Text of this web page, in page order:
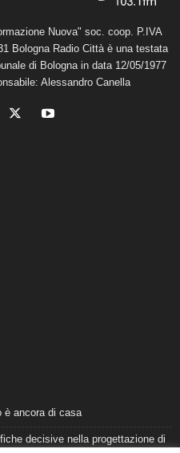
Nuova" soc. coop. P.IVA
Bologna Radio Città è una testata
di Bologna in data 12/05/1977
Alessandro Canella
è ancora di casa
decisive nella progettazione di